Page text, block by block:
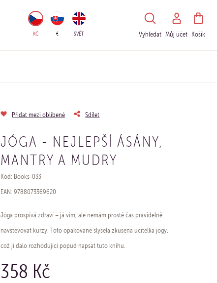
KČ € SVĚT Vyhledat Můj účet Košík
Přidat mezi oblíbené Sdílet
JÓGA - NEJLEPŠÍ ÁSÁNY,
MANTRY A MUDRY
Kód: Books-033
EAN: 9788073369620
Jóga prospívá zdraví – já vím, ale nemám prostě čas pravidelně
navštěvovat kurzy. Toto opakovaně slyšela zkušená učitelka jógy,
což jí dalo rozhodující popud napsat tuto knihu.
358 Kč